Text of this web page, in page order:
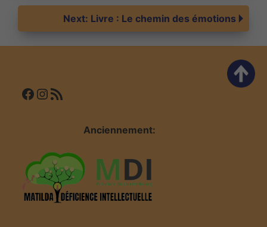
de
l’article
Next: Livre : Le chemin des émotions
Facebook InstagramFlux RSS
Anciennement: